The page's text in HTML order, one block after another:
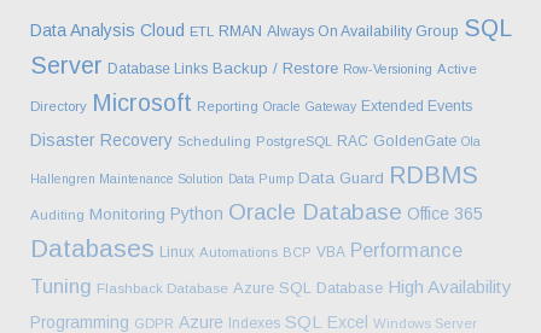
Data Analysis Cloud ETL RMAN Always On Availability Group SQL
Server Database Links Backup / Restore Row-Versioning Active
Directory Microsoft Reporting Oracle Gateway Extended Events
Disaster Recovery Scheduling PostgreSQL RAC GoldenGate Ola
Hallengren Maintenance Solution Data Pump Data Guard RDBMS
Auditing Monitoring Python Oracle Database Office 365
Databases Linux Automations BCP VBA Performance
Tuning Flashback Database Azure SQL Database High Availability
Programming GDPR Azure Indexes SQL Excel Windows Server